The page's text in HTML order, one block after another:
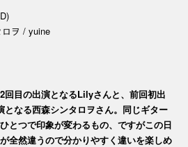
ヲ / yuine
回目の出演となるLilyさんと、前回初出
となる西森シンタロヲさん。同じギター
とつで印象が変わるもの、ですがこの日
全然違うので分かりやすく違いを楽しめ